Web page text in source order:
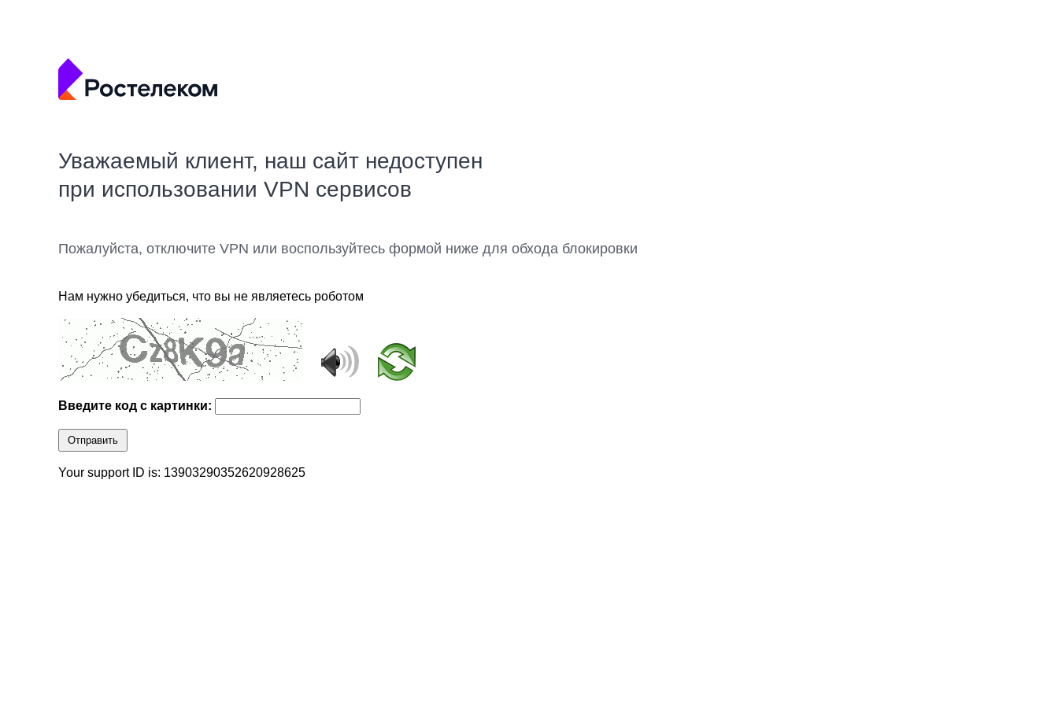
Уважаемый клиент, наш сайт недоступен
при использовании VPN сервисов
Пожалуйста, отключите VPN или воспользуйтесь формой ниже для обхода блокировки
Нам нужно убедиться, что вы не являетесь роботом
Введите код с картинки:
Отправить
Your support ID is: 13903290352620928625